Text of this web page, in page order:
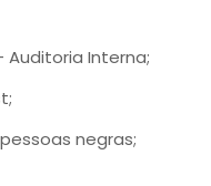
Interna;
negras;